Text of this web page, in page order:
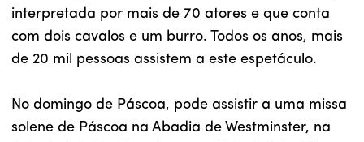
interpretada por mais de 70 atores e que conta
com dois cavalos e um burro. Todos os anos, mais
de 20 mil pessoas assistem a este espetáculo.
No domingo de Páscoa, pode assistir a uma missa
solene de Páscoa na Abadia de Westminster, na